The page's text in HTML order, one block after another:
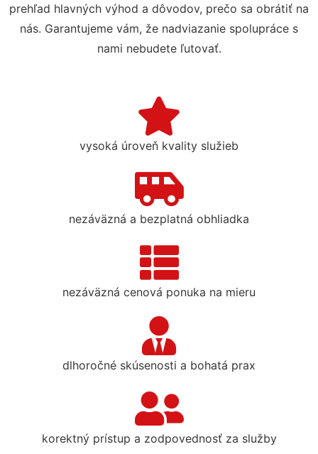
prehľad hlavných výhod a dôvodov, prečo sa obrátiť na
nás. Garantujeme vám, že nadviazanie spolupráce s
nami nebudete ľutovať.
vysoká úroveň kvality služieb
nezáväzná a bezplatná obhliadka
nezáväzná cenová ponuka na mieru
dlhoročné skúsenosti a bohatá prax
korektný prístup a zodpovednosť za služby